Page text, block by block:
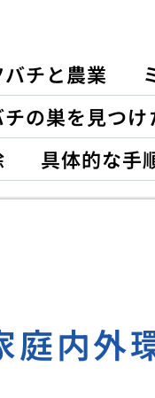
バチと農業
の巣を見つ
具体的な手
庭内外